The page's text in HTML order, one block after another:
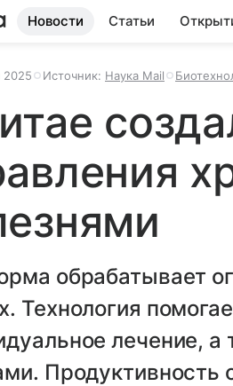
Новости Статьи
2025 Источник: Наука Mail
обрабатывает
Технология
лечение,
Продуктивность